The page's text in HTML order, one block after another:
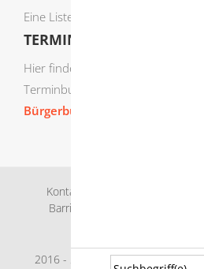
Eine Liste der Mitarbeiter von A-Z
TERMIN ONLINE BUCHEN
Hier finden Sie die verfügbaren
Terminbuchung:
Bürgerbüro Termine online
Kontakt
Barrierefreiheit
2016 - 2026 © Herbrechtingen |